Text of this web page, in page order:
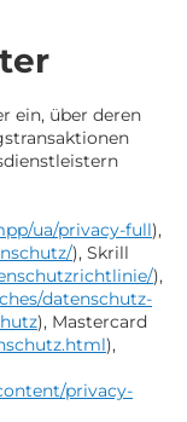
ein, über deren
ua/privacy-full),
), Skrill
),
datenschutz-
), Mastercard
),
privacy-